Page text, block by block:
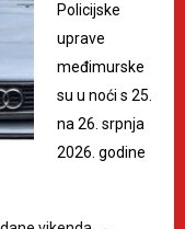
Policijske
uprave
međimurske
su u noći s 25.
na 26. srpnja
2026. godine